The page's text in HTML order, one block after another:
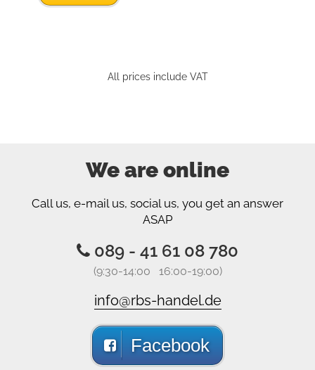
All prices include VAT
We are online
Call us, e-mail us, social us, you get an answer
ASAP
089 - 41 61 08 780
(9:30-14:00 16:00-19:00)
info@rbs-handel.de
Facebook